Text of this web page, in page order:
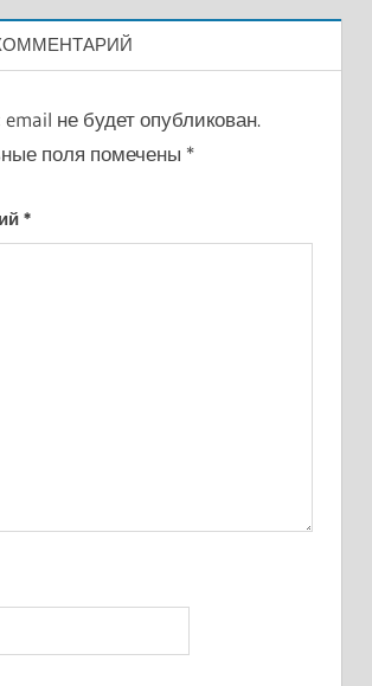
не будет опубликован.
поля помечены *
*